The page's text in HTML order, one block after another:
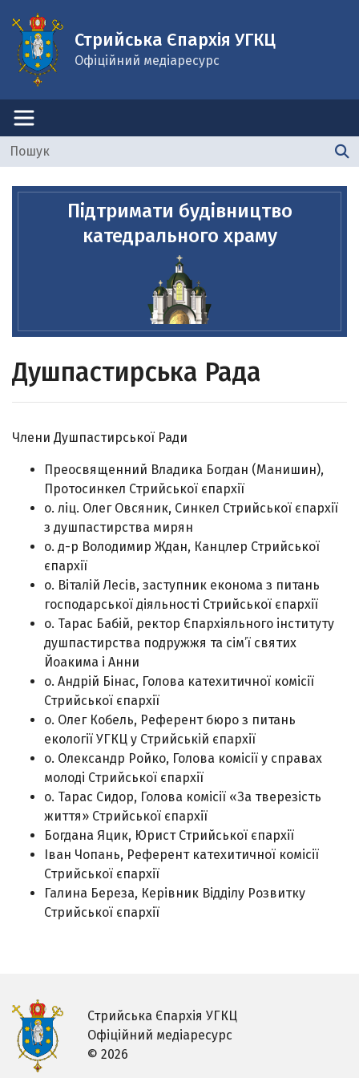
Стрийська Єпархія УГКЦ
Офіційний медіаресурс
Підтримати будівництво
катедрального храму
Душпастирська Рада
Члени Душпастирської Ради
Преосвященний Владика Богдан (Манишин),
Протосинкел Стрийської єпархії
о. ліц. Олег Овсяник, Синкел Стрийської єпархії
з душпастирства мирян
о. д-р Володимир Ждан, Канцлер Стрийської
єпархії
о. Віталій Лесів, заступник економа з питань
господарської діяльності Стрийської єпархії
о. Тарас Бабій, ректор Єпархіяльного інституту
душпастирства подружжя та сім’ї святих
Йоакима і Анни
о. Андрій Бінас, Голова катехитичної комісії
Стрийської єпархії
о. Олег Кобель, Референт бюро з питань
екології УГКЦ у Стрийській єпархії
о. Олександр Ройко, Голова комісії у справах
молоді Стрийської єпархії
о. Тарас Сидор, Голова комісії «За тверезість
життя» Стрийської єпархії
Богдана Яцик, Юрист Стрийської єпархії
Іван Чопань, Референт катехитичної комісії
Стрийської єпархії
Галина Береза, Керівник Відділу Розвитку
Стрийської єпархії
Стрийська Єпархія УГКЦ
Офіційний медіаресурс
© 2026